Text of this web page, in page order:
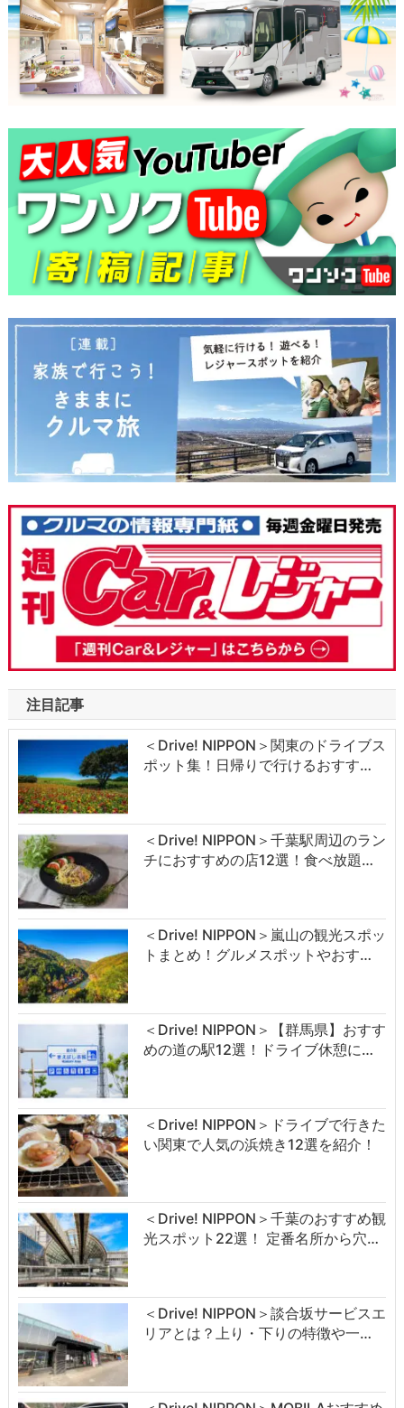
ン
注目記事
＜Drive! NIPPON＞関東のドライブス
ポット集！日帰りで行けるおすす…
＜Drive! NIPPON＞千葉駅周辺のラン
チにおすすめの店12選！食べ放題…
＜Drive! NIPPON＞嵐山の観光スポッ
トまとめ！グルメスポットやおす…
＜Drive! NIPPON＞【群馬県】おすす
めの道の駅12選！ドライブ休憩に…
＜Drive! NIPPON＞ドライブで行きた
い関東で人気の浜焼き12選を紹介！
＜Drive! NIPPON＞千葉のおすすめ観
光スポット22選！ 定番名所から穴…
＜Drive! NIPPON＞談合坂サービスエ
リアとは？上り・下りの特徴や一…